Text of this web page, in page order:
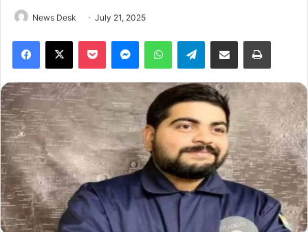
News Desk July 21, 2025
Telegram